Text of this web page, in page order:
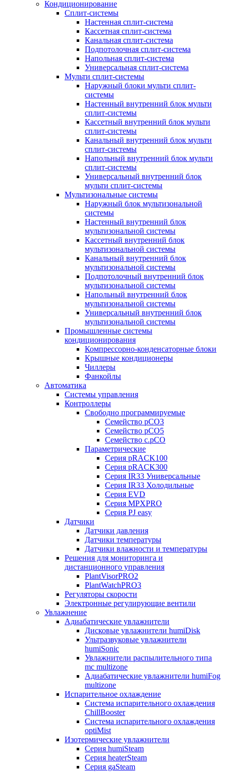
Кондиционирование
Сплит-системы
Настенная сплит-система
Кассетная сплит-система
Канальная сплит-система
Подпотолочная сплит-система
Напольная сплит-система
Универсальная сплит-система
Мульти сплит-системы
Наружный блоки мульти сплит-
системы
Настенный внутренний блок мульти
сплит-системы
Кассетный внутренний блок мульти
сплит-системы
Канальный внутренний блок мульти
сплит-системы
Напольный внутренний блок мульти
сплит-системы
Универсальный внутренний блок
мульти сплит-системы
Мультизональные системы
Наружный блок мультизональной
системы
Настенный внутренний блок
мультизональной системы
Кассетный внутренний блок
мультизональной системы
Канальный внутренний блок
мультизональной системы
Подпотолочный внутренний блок
мультизональной системы
Напольный внутренний блок
мультизональной системы
Универсальный внутренний блок
мультизональной системы
Промышленные системы
кондиционирования
Компрессорно-конденсаторные блоки
Крышные кондиционеры
Чиллеры
Фанкойлы
Автоматика
Системы управления
Контроллеры
Свободно программируемые
Семейство pCO3
Семейство pCO5
Семейство c.pCO
Параметрические
Серия pRACK100
Серия pRACK300
Серия IR33 Универсальные
Серия IR33 Холодильные
Серия EVD
Серия MPXPRO
Серия PJ easy
Датчики
Датчики давления
Датчики температуры
Датчики влажности и температуры
Решения для мониторинга и
дистанционного управления
PlantVisorPRO2
PlantWatchPRO3
Регуляторы скорости
Электронные регулирующие вентили
Увлажнение
Адиабатические увлажнители
Дисковые увлажнители humiDisk
Ультразвуковые увлажнители
humiSonic
Увлажнители распылительного типа
mc multizone
Адиабатические увлажнители humiFog
multizone
Испарительное охлаждение
Система испарительного охлаждения
ChillBooster
Система испарительного охлаждения
optiMist
Изотермические увлажнители
Серия humiSteam
Серия heaterSteam
Серия gaSteam